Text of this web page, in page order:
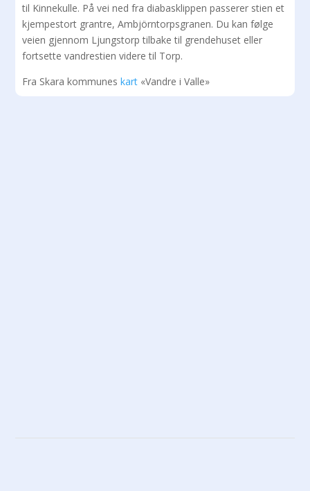
til Kinnekulle. På vei ned fra diabasklippen passerer stien et
kjempestort grantre, Ambjörntorpsgranen. Du kan følge
veien gjennom Ljungstorp tilbake til grendehuset eller
fortsette vandrestien videre til Torp.
Fra Skara kommuneskart «Vandre i Valle»